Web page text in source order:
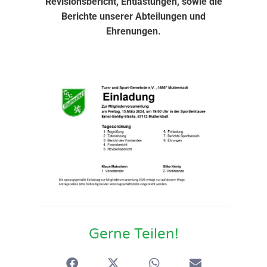
Berichte unserer Abteilungen und
Ehrenungen.
Gerne Teilen!